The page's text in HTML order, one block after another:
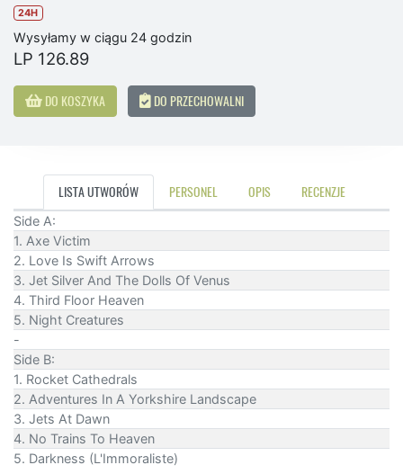
24H
Wysyłamy w ciągu 24 godzin
LP 126.89
DO KOSZYKA DO PRZECHOWALNI
LISTA UTWORÓW PERSONEL OPIS RECENZJE
Side A:
1. Axe Victim
2. Love Is Swift Arrows
3. Jet Silver And The Dolls Of Venus
4. Third Floor Heaven
5. Night Creatures
-
Side B:
1. Rocket Cathedrals
2. Adventures In A Yorkshire Landscape
3. Jets At Dawn
4. No Trains To Heaven
5. Darkness (L'Immoraliste)